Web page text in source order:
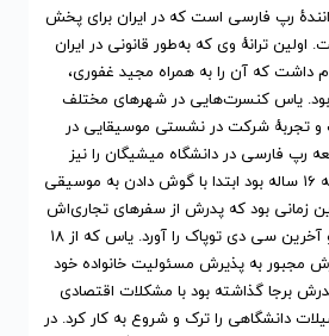
رپ فارسی است که در ایران برای پخش
ترانهٔ وی که به‌طور قانونی در ایران
داشت که آن را به همراه مجید غفوری،
بود. یاس کنسرت‌هایی در شهرهای مختلف
و تجربهٔ شرکت در نشستی موسیقایی در
رپ فارسی در دانشگاه میشیگان را نیز
داشته‌است. یاس زمانی که ۱۶ ساله بود ابتدا با گوش دادن به موسیقی
زمانی بود که پدرش از سفرهای تجاری‌اش
از آلمان برگشت و برای او آخرین سی دی توپاک را آورد. یاس که از ۱۸
مجبور به پذیرش مسئولیت خانواده خود
برجا گذاشته بود با مشکلات اقتصادی
دانشگاهی را ترک و شروع به کار کرد. در